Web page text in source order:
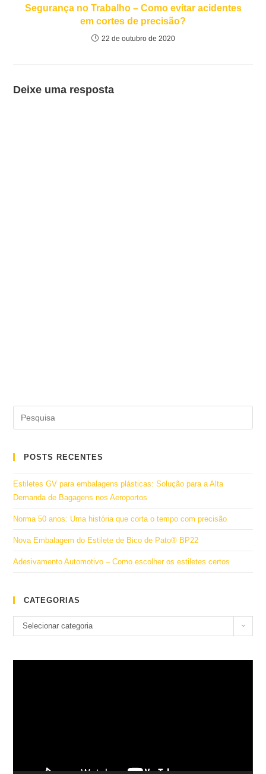
Segurança no Trabalho – Como evitar acidentes
em cortes de precisão?
22 de outubro de 2020
Deixe uma resposta
POSTS RECENTES
Estiletes GV para embalagens plásticas: Solução para a Alta
Demanda de Bagagens nos Aeroportos
Norma 50 anos: Uma história que corta o tempo com precisão
Nova Embalagem do Estilete de Bico de Pato® BP22
Adesivamento Automotivo – Como escolher os estiletes certos
CATEGORIAS
Categorias
Selecionar categoria